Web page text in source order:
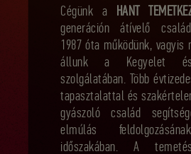
Cégünk a HANT
generáción átívelő
1987 óta működünk, vagyis
állunk a Kegyelet
szolgálatában. Több
tapasztalattal és
gyászoló család
elmúlás
időszakában. A